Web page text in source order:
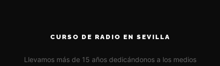
CURSO DE RADIO EN SEVILLA
Llevamos más de 15 años dedicándonos a los medios